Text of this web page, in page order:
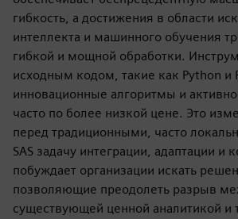
гибкость, а достижения в области
интеллекта и машинного обучения
гибкой и мощной обработки.
исходным кодом, такие как Python и
инновационные алгоритмы и
часто по более низкой цене. Это
перед традиционными, часто
SAS задачу интеграции, адаптации и
побуждает организации искать
позволяющие преодолеть разрыв
существующей ценной аналитикой и